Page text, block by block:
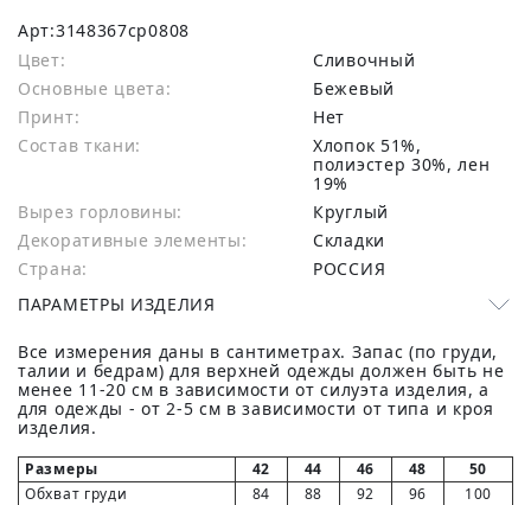
Арт:3148367cp0808
Цвет:
Сливочный
Основные цвета:
бежевый
Принт:
Нет
Состав ткани:
хлопок 51%,
полиэстер 30%, лен
19%
Вырез горловины:
Круглый
Декоративные элементы:
Складки
Страна:
РОССИЯ
ПАРАМЕТРЫ ИЗДЕЛИЯ
Все измерения даны в сантиметрах. Запас (по груди,
талии и бедрам) для верхней одежды должен быть не
менее 11-20 см в зависимости от силуэта изделия, а
для одежды - от 2-5 см в зависимости от типа и кроя
изделия.
Размеры 42 44 46 48
50
Обхват груди
84 88 92 96
100